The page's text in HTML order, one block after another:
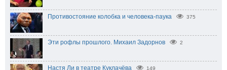
Противостояние колобка и человека-паука 375
Эти рофлы прошлого. Михаил Задорнов 2
Настя Ли в театре Куклачёва 149